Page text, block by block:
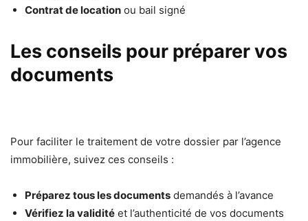
Contrat de location ou bail signé
Les conseils pour préparer vos
documents
Pour faciliter le traitement de votre dossier par l’agence
immobilière, suivez ces conseils :
Préparez tous les documents demandés à l’avance
Vérifiez la validité et l’authenticité de vos documents